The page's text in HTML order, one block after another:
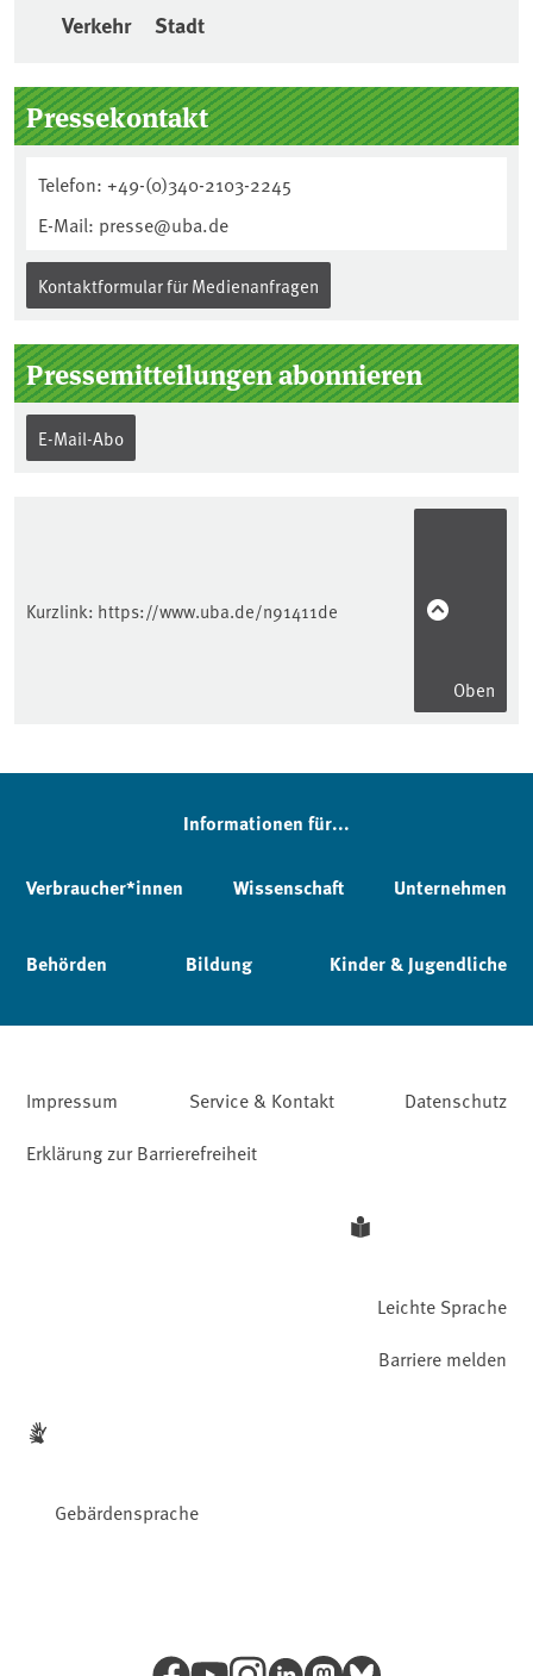
Verkehr Stadt
Seitenleiste
Pressekontakt
Telefon: +49-(0)340-2103-2245
E-Mail: presse@uba.de
Kontaktformular für Medienanfragen
Pressemitteilungen abonnieren
E-Mail-Abo
Kurzlink: https://www.uba.de/n91411de
Oben
Informationen für...
Verbraucher*innen Wissenschaft Unternehmen
Behörden Bildung Kinder & Jugendliche
Impressum Service & Kontakt
Datenschutz
Erklärung zur Barrierefreiheit
Leichte Sprache
Gebärdensprache
Barriere melden